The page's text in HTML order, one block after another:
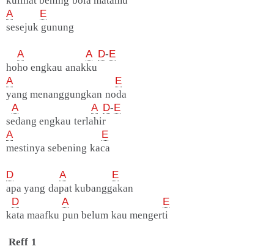
A
E
sesejuk gunung
A A D-E
hoho engkau anakku
A
E
yang menanggungkan noda
A
A D-E
sedang engkau terlahir
A
E
mestinya sebening kaca
D A
E
apa yang dapat kubanggakan
D
A
E
kata maafku pun belum kau mengerti
Reff 1